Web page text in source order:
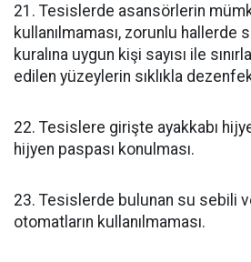
21. Tesislerde asansörlerin
kullanılmaması, zorunlu hallerde
kuralına uygun kişi sayısı ile
edilen yüzeylerin sıklıkla
22. Tesislere girişte ayakkabı
hijyen paspası konulması.
23. Tesislerde bulunan su sebili
otomatların kullanılmaması.